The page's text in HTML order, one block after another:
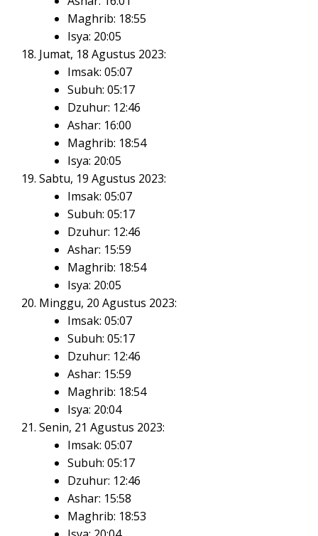
Maghrib: 18:55
Isya: 20:05
Jumat, 18 Agustus 2023:
Imsak: 05:07
Subuh: 05:17
Dzuhur: 12:46
Ashar: 16:00
Maghrib: 18:54
Isya: 20:05
Sabtu, 19 Agustus 2023:
Imsak: 05:07
Subuh: 05:17
Dzuhur: 12:46
Ashar: 15:59
Maghrib: 18:54
Isya: 20:05
Minggu, 20 Agustus 2023:
Imsak: 05:07
Subuh: 05:17
Dzuhur: 12:46
Ashar: 15:59
Maghrib: 18:54
Isya: 20:04
Senin, 21 Agustus 2023:
Imsak: 05:07
Subuh: 05:17
Dzuhur: 12:46
Ashar: 15:58
Maghrib: 18:53